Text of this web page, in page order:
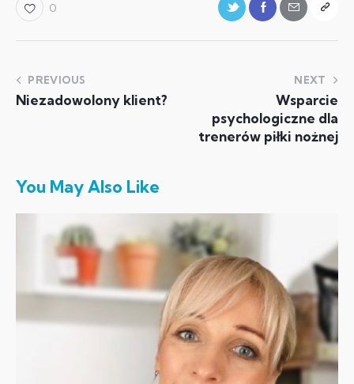
0
PREVIOUS
Niezadowolony klient?
NEXT
Wsparcie
psychologiczne dla
trenerów piłki nożnej
You May Also Like